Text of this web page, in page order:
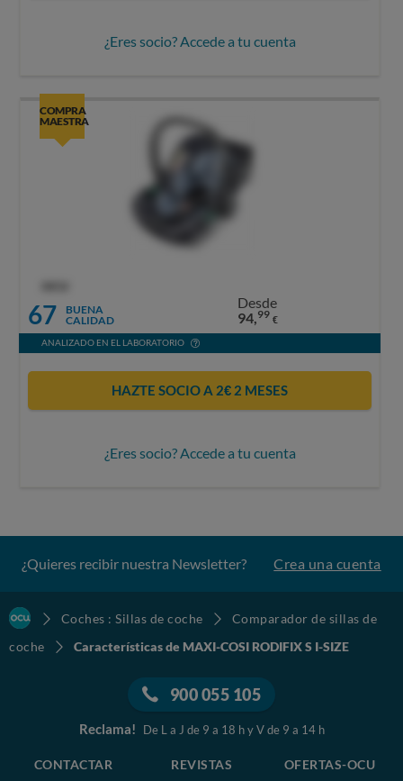
¿Eres socio? Accede a tu cuenta
COMPRA
MAESTRA
67
BUENA
CALIDAD
Desde
94,99 €
ANALIZADO EN EL LABORATORIO
HAZTE SOCIO A 2€ 2 MESES
¿Eres socio? Accede a tu cuenta
¿Quieres recibir nuestra Newsletter? Crea una cuenta
Coches : Sillas de coche
Comparador de sillas de
coche
Características de MAXI-COSI RODIFIX S I-SIZE
900 055 105
Reclama! De L a J de 9 a 18 h y V de 9 a 14 h
CONTACTAR REVISTAS OFERTAS-OCU